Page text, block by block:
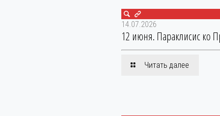
14.07.2026
12 июня. Параклисис ко
Читать далее